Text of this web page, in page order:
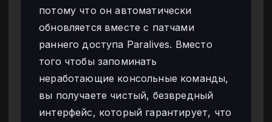
потому что он автоматически
обновляется вместе с патчами
раннего доступа Paralives. Вместо
того чтобы запоминать
неработающие консольные команды,
вы получаете чистый, безвредный
интерфейс, который гарантирует, что